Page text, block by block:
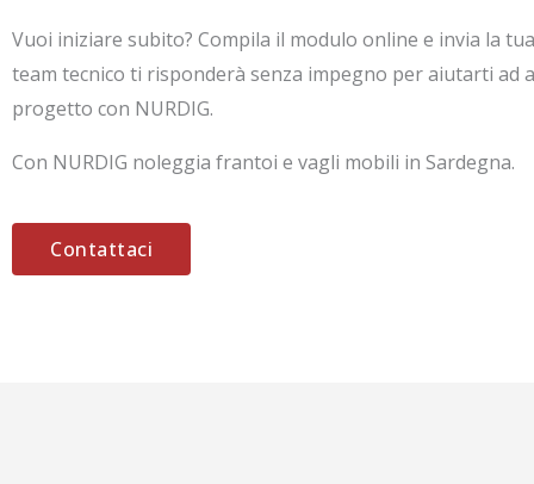
Vuoi iniziare subito? Compila il modulo online e invia la
team tecnico ti risponderà senza impegno per aiutarti ad
progetto con NURDIG.
Con NURDIG noleggia frantoi e vagli mobili in Sardegna.
Contattaci